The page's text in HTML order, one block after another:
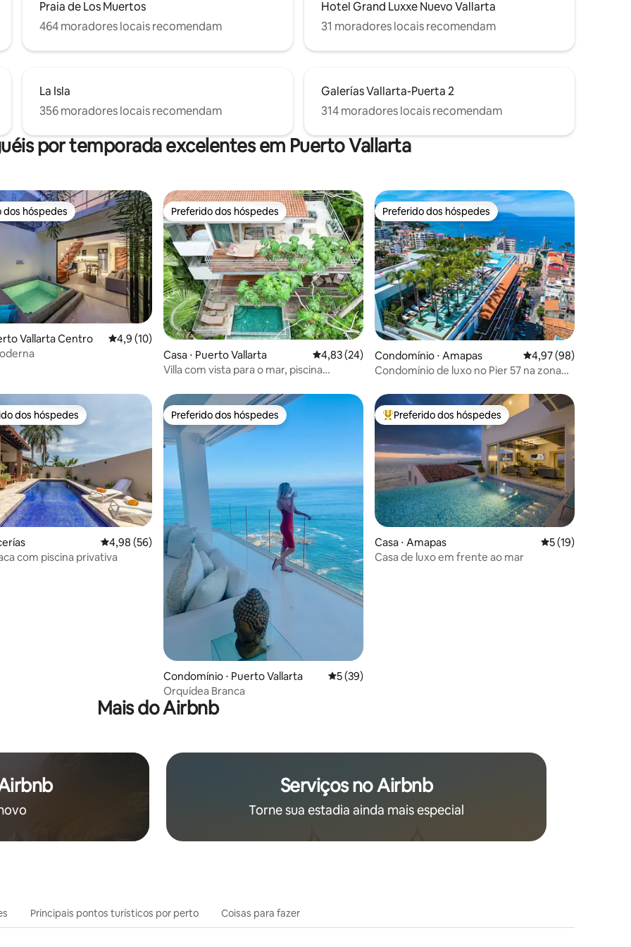
Praia de Los Muertos
464 moradores locais recomendam
Hotel Grand Luxxe Nuevo Vallarta
31 moradores locais recomendam
La Isla
356 moradores locais recomendam
Galerías Vallarta-Puerta 2
314 moradores locais recomendam
por temporada excelentes em Puerto Vallarta
de 5, 57 avaliações
dos hóspedes
dos hóspedes
Vallarta Centro 4,9 de uma avaliação média de 5, 10 avaliações
4,9 (10)
Preferido dos hóspedes
Preferido dos hóspedes
Casa ⋅ Puerto Vallarta 4,83 de uma avaliação média de 5, 24 avaliações
4,83 (24)
Villa com vista para o mar, piscina
Preferido dos hóspedes
Preferido dos hóspedes
Condomínio ⋅ Amapas 4,97 de uma
4,97 (98)
Condomínio de luxo no Pier 57 na zona
de 5, 76 avaliações
preferidos dos hóspedes
dos hóspedes
4,98 de uma avaliação média de 5, 56 avaliações
4,98 (56)
com piscina privativa
Preferido dos hóspedes
Preferido dos hóspedes
Condomínio ⋅ Puerto Vallarta 5 de uma avaliação média de 5, 39 avaliações
5 (39)
Orquídea Branca
Entre os melhores preferidos dos hóspedes
Preferido dos hóspedes
Casa ⋅ Amapas 5 de uma
5 (19)
Casa de luxo em frente ao mar
Mais do Airbnb
Serviços no Airbnb
Torne sua estadia ainda mais especial
Principais pontos turísticos por perto Coisas para fazer